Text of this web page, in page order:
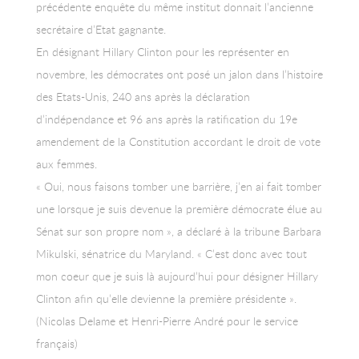
précédente enquête du même institut donnait l’ancienne
secrétaire d’Etat gagnante.
En désignant Hillary Clinton pour les représenter en
novembre, les démocrates ont posé un jalon dans l’histoire
des Etats-Unis, 240 ans après la déclaration
d’indépendance et 96 ans après la ratification du 19e
amendement de la Constitution accordant le droit de vote
aux femmes.
« Oui, nous faisons tomber une barrière, j’en ai fait tomber
une lorsque je suis devenue la première démocrate élue au
Sénat sur son propre nom », a déclaré à la tribune Barbara
Mikulski, sénatrice du Maryland. « C’est donc avec tout
mon coeur que je suis là aujourd’hui pour désigner Hillary
Clinton afin qu’elle devienne la première présidente ».
(Nicolas Delame et Henri-Pierre André pour le service
français)